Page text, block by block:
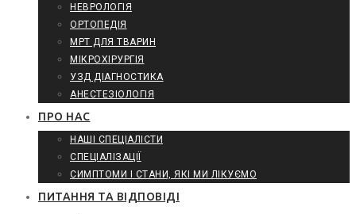
НЕВРОЛОГІЯ
ОРТОПЕДІЯ
МРТ ДЛЯ ТВАРИН
МІКРОХІРУРГІЯ
УЗД ДІАГНОСТИКА
АНЕСТЕЗІОЛОГІЯ
ПРО НАС
НАШІ СПЕЦІАЛІСТИ
СПЕЦІАЛІЗАЦІЇ
СИМПТОМИ І СТАНИ, ЯКІ МИ ЛІКУЄМО
ПИТАННЯ ТА ВІДПОВІДІ